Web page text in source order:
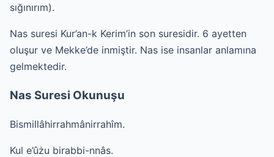
sığınırım).
Nas suresi Kur’an-k Kerim’in son suresidir. 6 ayetten
oluşur ve Mekke’de inmiştir. Nas ise insanlar anlamına
gelmektedir.
Nas Suresi Okunuşu
Bismillâhirrahmânirrahîm.
Kul e’ûżu birabbi-nnâs.